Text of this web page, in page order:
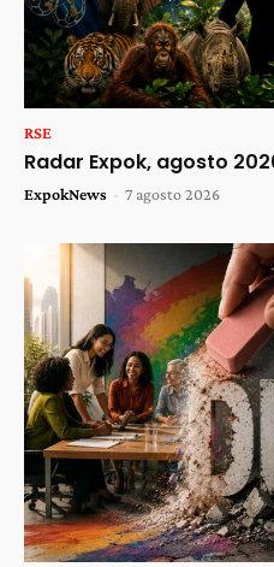
RSE
Radar Expok, agosto
ExpokNews - 7 agosto 2026